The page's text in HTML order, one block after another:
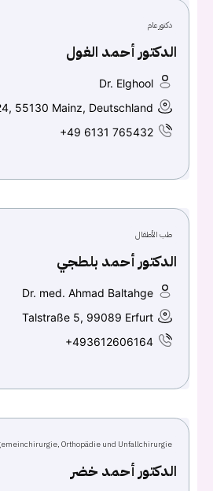
كلمه السرهل نسيت كلمة السر؟
have an account?
دكتور عام
الدكتور أحمد الغول
Dr. Elghool
55130 Mainz, Deutschland
+49 6131 765432
طب الأطفال
الدكتور أحمد بلطجي
Dr. med. Ahmad Baltahge
Talstraße 5, 99089 Erfurt
+493612606164
Orthopädie und Unfallchirurgie
الدكتور أحمد خضر